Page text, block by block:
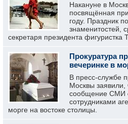
Накануне в
посвящённая
году. Праздник
знаменитостей,
секретаря президента фигуристка
Прокуратура
вечеринке в
В пресс-службе
Москвы заявили,
сообщение СМИ
сотрудниками
морге на востоке столицы.